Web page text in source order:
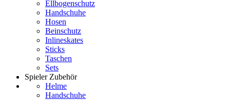
Ellbogenschutz
Handschuhe
Hosen
Beinschutz
Inlineskates
Sticks
Taschen
Sets
Spieler Zubehör
Helme
Handschuhe